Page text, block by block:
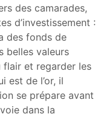
des camarades,
d’investissement :
des fonds de
belles valeurs
et regarder les
est de l’or, il
se prépare avant
dans la